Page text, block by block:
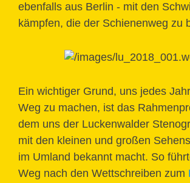
ebenfalls aus Berlin - mit den
kämpfen, die der Schienenweg zu
Ein wichtiger Grund, uns jedes
Weg zu machen, ist das
dem uns der Luckenwalder
mit den kleinen und großen
im Umland bekannt macht. So
Weg nach den Wettschreiben zum